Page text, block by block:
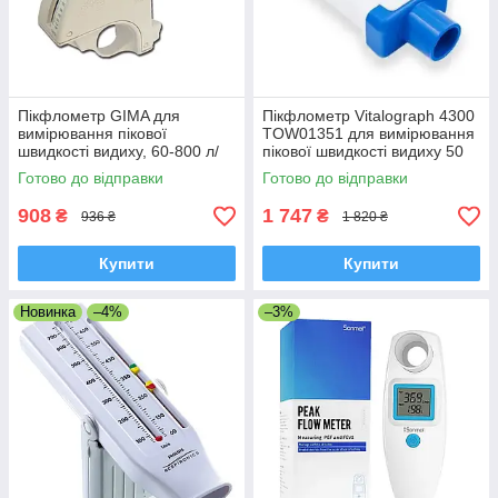
Пікфлометр GIMA для
вимірювання пікової
швидкості видиху, 60-800 л/
хв, США
Готово до відправки
908 ₴ 936 ₴
Купити
Пікфлометр Vitalograph 4300
TOW01351 для вимірювання
пікової швидкості видиху 50
— 800 л/хв, Ірландія
Готово до відправки
1 747 ₴ 1 820 ₴
Купити
Новинка –4% –3%